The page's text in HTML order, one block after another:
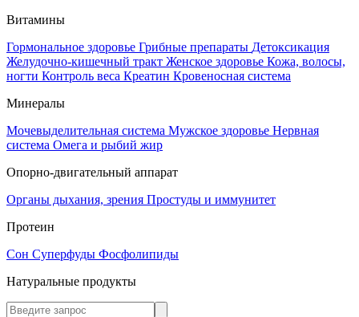
Витамины
Гормональное здоровье Грибные препараты Детоксикация
Желудочно-кишечный тракт Женское здоровье Кожа, волосы,
ногти Контроль веса Креатин Кровеносная система
Минералы
Мочевыделительная система Мужское здоровье Нервная
система Омега и рыбий жир
Опорно-двигательный аппарат
Органы дыхания, зрения Простуды и иммунитет
Протеин
Сон Суперфуды Фосфолипиды
Натуральные продукты